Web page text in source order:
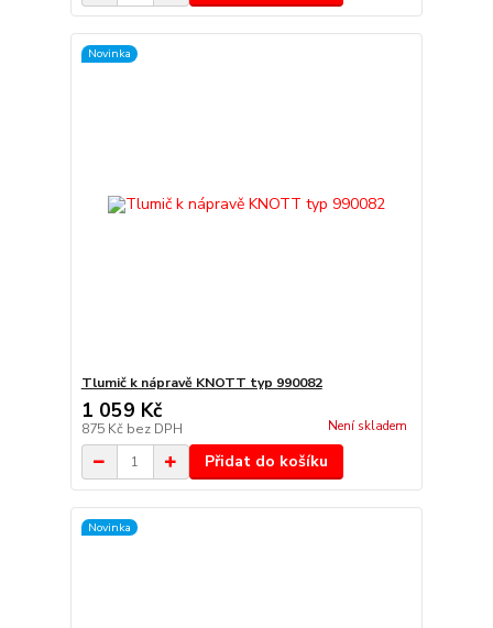
Novinka
Tlumič k nápravě KNOTT typ 990082
1 059 Kč
875 Kč bez DPH Není skladem
Přidat do košíku
Novinka